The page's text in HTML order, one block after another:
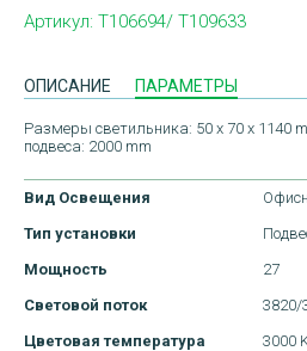
Артикул: T106694/ T109633
ОПИСАНИЕ ПАРАМЕТРЫ
Размеры светильника: 50 х 70 х 1140
подвеса: 2000 mm
Вид Освещения
Тип установки
Мощность
27
Световой поток
3820/
Цветовая температура
3000